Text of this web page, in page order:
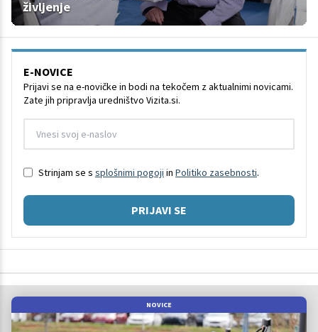
življenje
E-NOVICE
Prijavi se na e-novičke in bodi na tekočem z aktualnimi novicami.
Zate jih pripravlja uredništvo Vizita.si.
Strinjam se s splošnimi pogoji in Politiko zasebnosti.
PRIJAVI SE
NOVICE